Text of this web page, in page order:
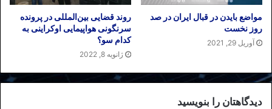
مواضع بایدن در قبال ایران در صد
روز نخست
آوریل 29, 2021
روند قضایی بین‌المللی در پرونده
سرنگونی هواپیمایی اوکراینی به
کدام سو؟
ژانویه 8, 2022
دیدگاهتان را بنویسید